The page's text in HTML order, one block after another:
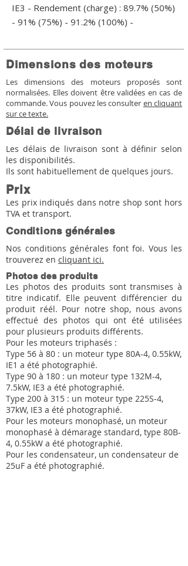
IE3 - Rendement (charge) : 89.7% (50%)
- 91% (75%) - 91.2% (100%) -
Dimensions des moteurs
Les dimensions des moteurs proposés sont
normalisées. Elles doivent être validées en cas de
commande. Vous pouvez les consulter en cliquant
sur ce texte.
Délai de livraison
Les délais de livraison sont à définir selon
les disponibilités.
Ils sont habituellement de quelques jours.
Prix
Les prix indiqués dans notre shop sont hors
TVA et transport.
Conditions générales
Nos conditions générales font foi. Vous les
trouverez en cliquant ici.
Photos des produits
Les photos des produits sont transmises à
titre indicatif. Elle peuvent différencier du
produit réél. Pour notre shop, nous avons
effectué des photos qui ont été utilisées
pour plusieurs produits différents.
Pour les moteurs triphasés :
Type 56 à 80 : un moteur type 80A-4, 0.55kW,
IE1 a été photographié.
Type 90 à 180 : un moteur type 132M-4,
7.5kW, IE3 a été photographié.
Type 200 à 315 : un moteur type 225S-4,
37kW, IE3 a été photographié.
Pour les moteurs monophasé, un moteur
monophasé à démarage standard, type 80B-
4, 0.55kW a été photographié.
Pour les condensateur, un condensateur de
25uF a été photographié.